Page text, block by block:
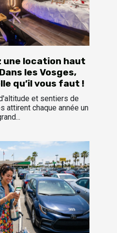
une location haut
les Vosges,
qu’il vous faut !
et sentiers de
attirent chaque année un